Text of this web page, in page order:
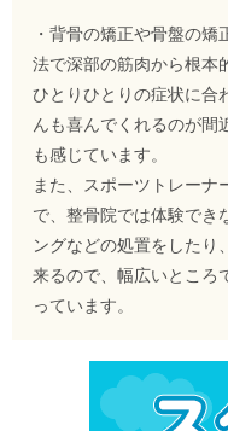
・背骨の矯正や骨盤の
法で深部の筋肉から根本
ひとりひとりの症状に合
んも喜んでくれるのが間
も感じています。
また、スポーツトレー
で、整骨院では体験でき
ングなどの処置をしたり
来るので、幅広いところ
っています。